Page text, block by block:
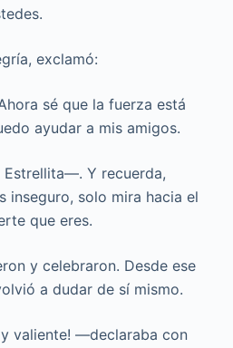
exclamó:
sé que la fuerza está
ayudar a mis amigos.
Y recuerda,
inseguro, solo mira hacia el
que eres.
y celebraron. Desde ese
a dudar de sí mismo.
valiente! —declaraba con